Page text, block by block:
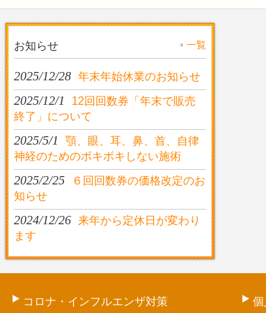
お知らせ 一覧
2025/12/28 年末年始休業のお知らせ
2025/12/1
12回回数券「年末で販売
終了」について
2025/5/1
顎、眼、耳、鼻、首、自律
神経のためのボキボキしない施術
2025/2/25
６回回数券の価格改定のお
知らせ
2024/12/26 来年から定休日が変わり
ます
コロナ・インフルエンザ対策 個